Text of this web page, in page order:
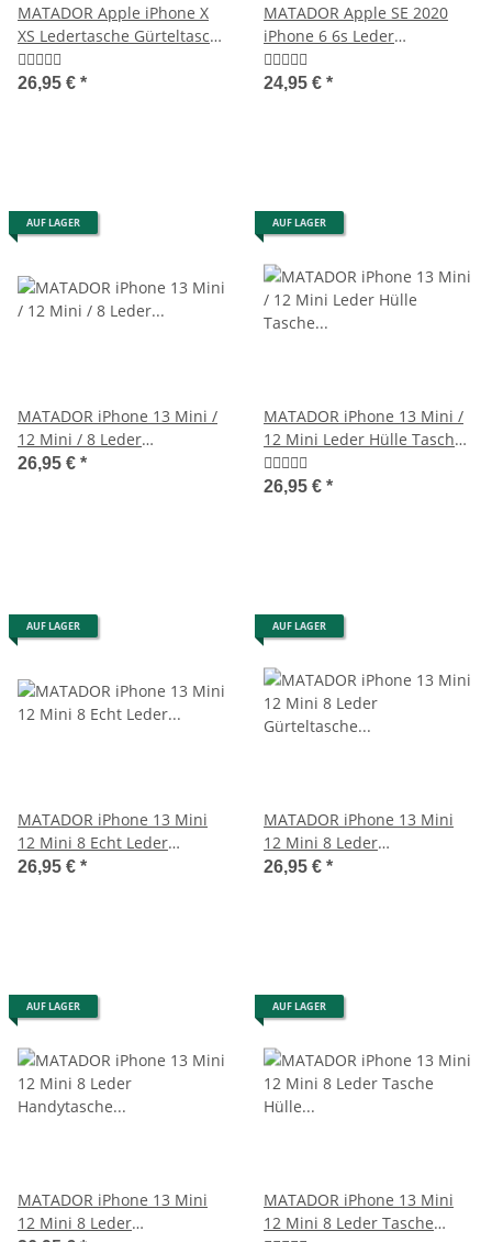
MATADOR Apple iPhone X
XS Ledertasche Gürteltasche
Vintage Braun
26,95 € *
MATADOR Apple SE 2020
iPhone 6 6s Leder
Gürteltasche Quer Schwarz
24,95 € *
AUF LAGER
MATADOR iPhone 13 Mini /
12 Mini / 8 Leder
Gürteltasche Antik Braun
26,95 € *
AUF LAGER
MATADOR iPhone 13 Mini /
12 Mini Leder Hülle Tasche
Schwarz
26,95 € *
AUF LAGER
MATADOR iPhone 13 Mini
12 Mini 8 Echt Leder
Gürteltasche Braun
26,95 € *
AUF LAGER
MATADOR iPhone 13 Mini
12 Mini 8 Leder
Gürteltasche Quer Schwarz
26,95 € *
AUF LAGER
MATADOR iPhone 13 Mini
12 Mini 8 Leder
AUF LAGER
MATADOR iPhone 13 Mini
12 Mini 8 Leder Tasche